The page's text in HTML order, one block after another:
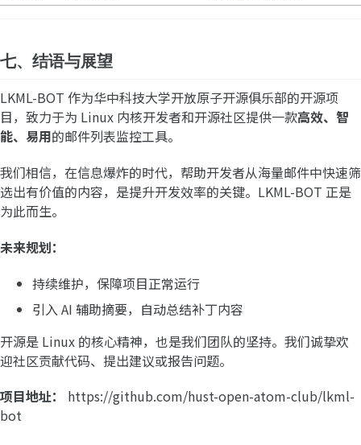
七、结语与展望
LKML-BOT 作为华中科技大学开放原子开源俱乐部的开源项
目，致力于为 Linux 内核开发者和开源社区提供一款高效、智
能、易用的邮件列表监控工具。
我们相信，在信息爆炸的时代，帮助开发者从海量邮件中快速筛
选出有价值的内容，是提升开发效率的关键。LKML-BOT 正是
为此而生。
未来规划：
持续维护，保障项目正常运行
引入 AI 辅助摘要，自动总结补丁内容
开源是 Linux 的核心精神，也是我们团队的坚持。我们诚挚欢
迎社区贡献代码、提出建议或报告问题。
项目地址：
https://github.com/hust-open-atom-club/lkml-
bot